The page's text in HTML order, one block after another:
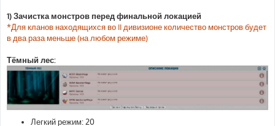
1) Зачистка монстров перед финальной локацией
*Для кланов находящихся во II дивизионе количество монстров будет
в два раза меньше (на любом режиме)
Тёмный лес:
Легкий режим: 20